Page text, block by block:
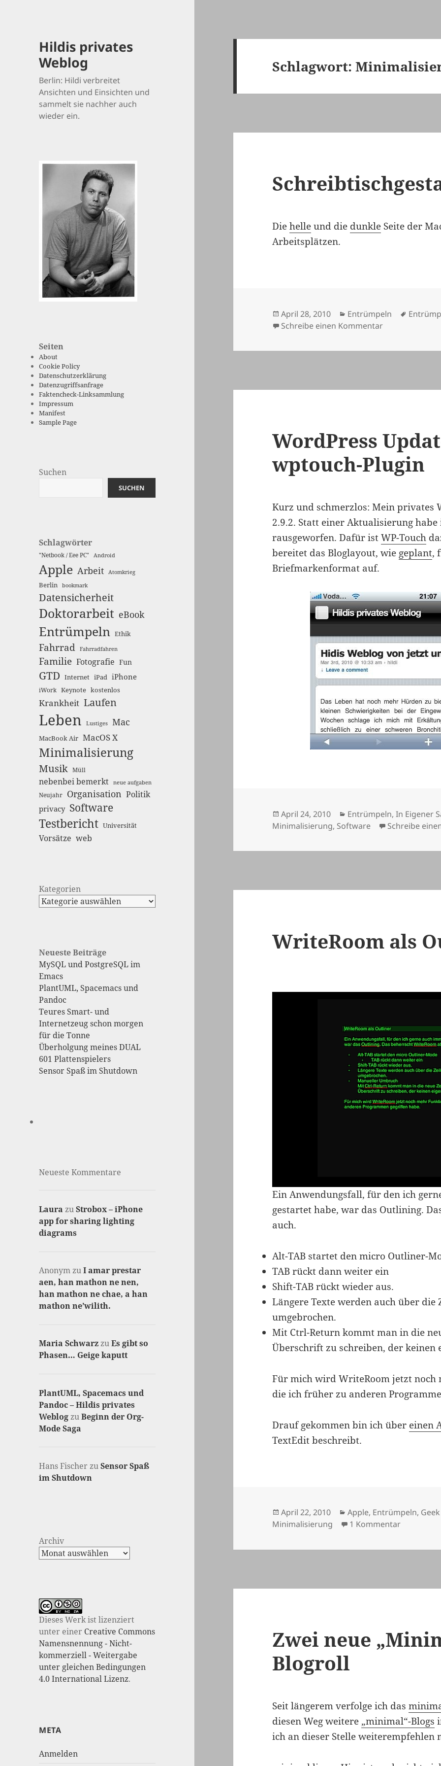
Hildis privates
Weblog
Berlin: Hildi verbreitet
Ansichten und Einsichten und
sammelt sie nachher auch
wieder ein.
Seiten
About
Cookie Policy
Datenschutzerklärung
Datenzugriffsanfrage
Faktencheck-Linksammlung
Impressum
Manifest
Sample Page
Suchen
SUCHEN
Schlagwörter
"Netbook / Eee PC" Android
Apple Arbeit Atomkrieg
Berlin bookmark
Datensicherheit
Doktorarbeit eBook
Entrümpeln Ethik
Fahrrad Fahrradfahren
Familie Fotografie Fun
GTD Internet iPad iPhone
iWork Keynote kostenlos
Krankheit Laufen
Leben Lustiges Mac
MacBook Air MacOS X
Minimalisierung
Musik Müll
nebenbei bemerkt neue aufgaben
Neujahr Organisation Politik
privacy Software
Testbericht Universität
Vorsätze web
Kategorien
Neueste Beiträge
MySQL und PostgreSQL im
Emacs
PlantUML, Spacemacs und
Pandoc
Teures Smart- und
Internetzeug schon morgen
für die Tonne
Überholgung meines DUAL
601 Plattenspielers
Sensor Spaß im Shutdown
Neueste Kommentare
Laura zuStrobox – iPhone
app for sharing lighting
diagrams
AnonymzuI amar prestar
aen, han mathon ne nen,
han mathon ne chae, a han
mathon ne’wilith.
Maria SchwarzzuEs gibt so
Phasen… Geige kaputt
PlantUML, Spacemacs und
Pandoc – Hildis privates
WeblogzuBeginn der Org-
Mode Saga
Hans Fischer zuSensor Spaß
im Shutdown
Archiv
Dieses Werk ist lizenziert
unter einer Creative Commons
Namensnennung - Nicht-
kommerziell - Weitergabe
unter gleichen Bedingungen
4.0 International Lizenz.
META
Anmelden
Schlagwort:
Diehelleund die dunkle Seite der
Arbeitsplätzen.
Veröffentlicht
am
April 28, 2010 Kategorien
Entrümpeln
Schreibe einen Kommentarzu
WordPress
wptouch-Plugin
Kurz und schmerzlos: Mein privates
2.9.2. Statt einer Aktualisierung
rausgeworfen. Dafür istWP-Touch
bereitet das Bloglayout, wie geplant,
Briefmarkenformat auf.
Veröffentlicht
am
April 24, 2010 Kategorien
Entrümpeln,In Eigener
Minimalisierung, Software Schreibe
WriteRoom als
Ein Anwendungsfall, für den ich
gestartet habe, war das Outlining.
auch.
Alt-TAB startet den micro Outliner-
TAB rückt dann weiter ein
Shift-TAB rückt wieder aus.
Längere Texte werden auch über
umgebrochen.
Mit Ctrl-Return kommt man in die
Überschrift zu schreiben, der keinen
Für mich wird WriteRoom jetzt noch
die ich früher zu anderen
Drauf gekommen bin ich über einen
TextEdit beschreibt.
Veröffentlicht
am
April 22, 2010 Kategorien
Apple, Entrümpeln, Geek
Minimalisierung
1 Kommentarzu
Zwei neue
Blogroll
Seit längerem verfolge ich das
diesen Weg weitere „minimal“-Blogs
ich an dieser Stelle weiterempfehlen